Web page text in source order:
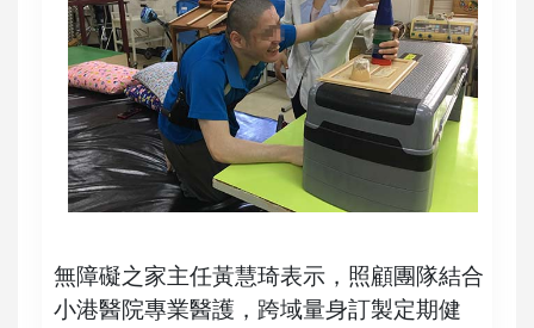
無障礙之家主任黃慧琦表示，照顧團隊結合
小港醫院專業醫護，跨域量身訂製定期健